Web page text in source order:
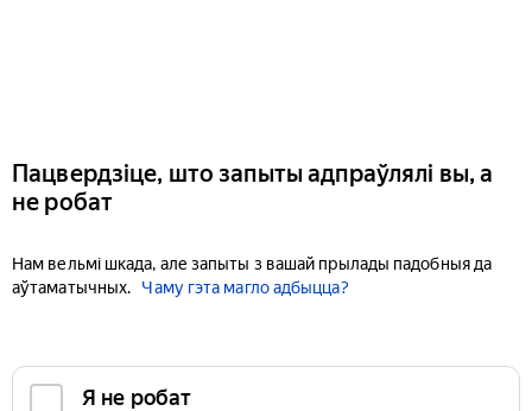
Пацвердзіце, што запыты адпраўлялі вы, а
не робат
Нам вельмі шкада, але запыты з вашай прылады падобныя да
аўтаматычных.
Чаму гэта магло адбыцца?
Я не робат